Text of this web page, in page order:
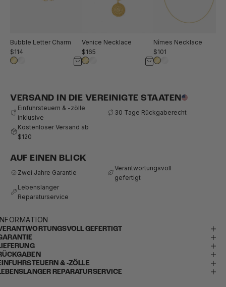
Bubble Letter Charm
$114
Venice Necklace
$165
Nîmes Necklace
$101
VERSAND IN DIE VEREINIGTE STAATEN
Einfuhrsteuern & -zölle
inklusive
30 Tage Rückgaberecht
Kostenloser Versand ab
$120
AUF EINEN BLICK
Zwei Jahre Garantie
Verantwortungsvoll
gefertigt
Lebenslanger
Reparaturservice
GEFERTIGT
& -ZÖLLE
REPARATURSERVICE